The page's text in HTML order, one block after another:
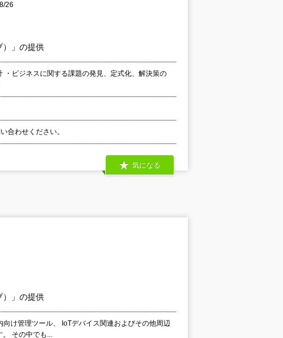
26
）」の提供
・ビジネスに関する課題の発見、定式化、解決策の
合わせください。
気になる
）」の提供
け管理ツール、 IoTデバイス関連およびその他周辺
。 その中でも...